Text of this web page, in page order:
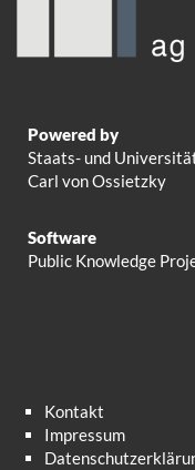
Powered by
Staats- und
Carl von Ossietzky
Software
Public Knowledge
Kontakt
Impressum